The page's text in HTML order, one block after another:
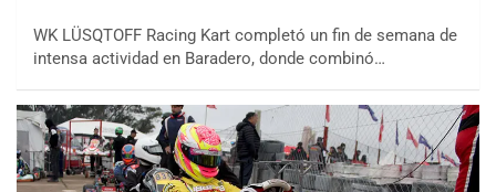
WK LÜSQTOFF Racing Kart completó un fin de semana de
intensa actividad en Baradero, donde combinó…